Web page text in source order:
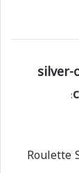
silver-
:
Roulette